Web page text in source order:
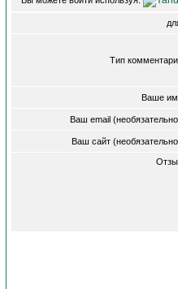
Тип
Ваше
Ваш email
Ваш сайт